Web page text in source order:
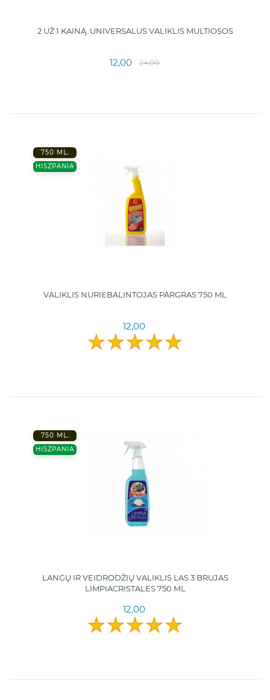
2 UŽ 1 KAINĄ. UNIVERSALUS VALIKLIS MULTIOSOS
12,00 24,00
750 ML.
HISZPANIA
VALIKLIS NURIEBALINTOJAS PARGRAS 750 ML
12,00
750 ML.
HISZPANIA
LANGŲ IR VEIDRODŽIŲ VALIKLIS LAS 3 BRUJAS
LIMPIACRISTALES 750 ML
12,00